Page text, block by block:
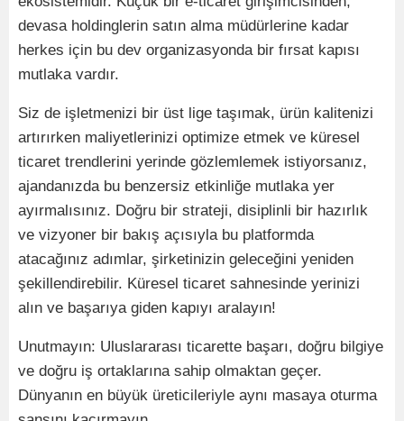
devasa holdinglerin satın alma müdürlerine kadar
herkes için bu dev organizasyonda bir fırsat kapısı
mutlaka vardır.
Siz de işletmenizi bir üst lige taşımak, ürün kalitenizi
artırırken maliyetlerinizi optimize etmek ve küresel
ticaret trendlerini yerinde gözlemlemek istiyorsanız,
ajandanızda bu benzersiz etkinliğe mutlaka yer
ayırmalısınız. Doğru bir strateji, disiplinli bir hazırlık
ve vizyoner bir bakış açısıyla bu platformda
atacağınız adımlar, şirketinizin geleceğini yeniden
şekillendirebilir. Küresel ticaret sahnesinde yerinizi
alın ve başarıya giden kapıyı aralayın!
Unutmayın: Uluslararası ticarette başarı, doğru bilgiye
ve doğru iş ortaklarına sahip olmaktan geçer.
Dünyanın en büyük üreticileriyle aynı masaya oturma